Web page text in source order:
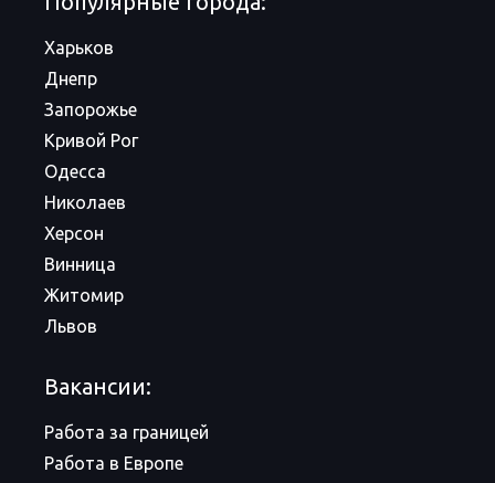
Харьков
Днепр
Запорожье
Кривой Рог
Одесса
Николаев
Херсон
Винница
Житомир
Львов
Вакансии:
Работа за границей
Работа в Европе